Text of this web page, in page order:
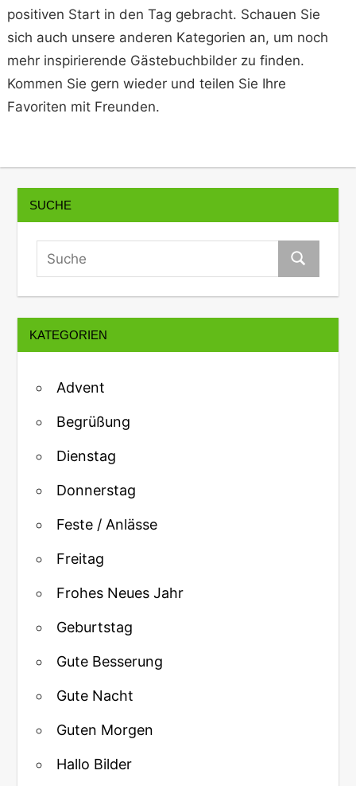
positiven Start in den Tag gebracht. Schauen Sie
sich auch unsere anderen Kategorien an, um noch
mehr inspirierende Gästebuchbilder zu finden.
Kommen Sie gern wieder und teilen Sie Ihre
Favoriten mit Freunden.
SUCHE
KATEGORIEN
Advent
Begrüßung
Dienstag
Donnerstag
Feste / Anlässe
Freitag
Frohes Neues Jahr
Geburtstag
Gute Besserung
Gute Nacht
Guten Morgen
Hallo Bilder